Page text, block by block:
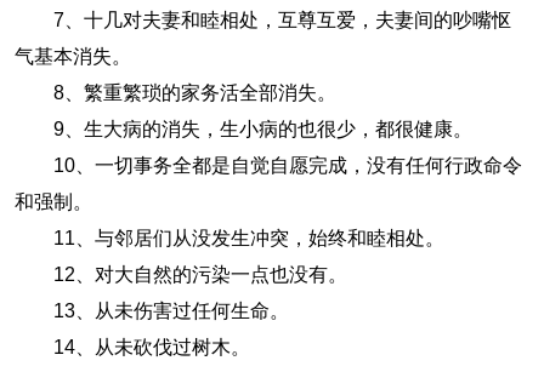
7、十几对夫妻和睦相处，互尊互爱，夫妻间的吵嘴怄
气基本消失。
8、繁重繁琐的家务活全部消失。
9、生大病的消失，生小病的也很少，都很健康。
10、一切事务全都是自觉自愿完成，没有任何行政命令
和强制。
11、与邻居们从没发生冲突，始终和睦相处。
12、对大自然的污染一点也没有。
13、从未伤害过任何生命。
14、从未砍伐过树木。